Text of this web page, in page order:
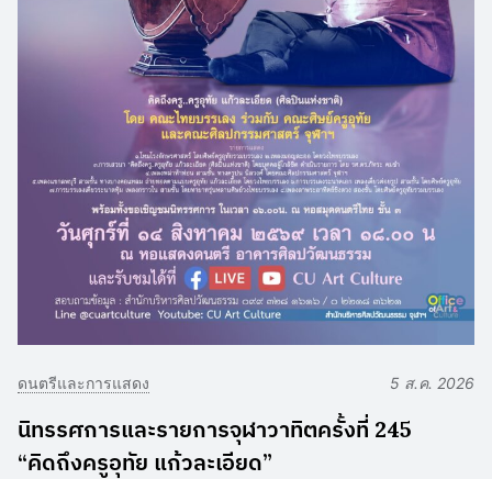
ดนตรีและการแสดง 5 ส.ค. 2026
นิทรรศการและรายการจุฬาวาทิตครั้งที่ 245
“คิดถึงครูอุทัย แก้วละเอียด”